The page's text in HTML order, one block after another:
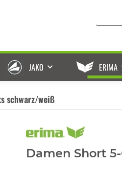
JAKO ERIMA
schwarz/weiß
Damen Short